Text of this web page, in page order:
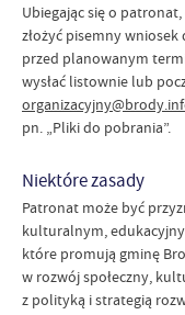
Ubiegając się o
złożyć pisemny
przed planowanym
wysłać listownie lub
pn. „Pliki do pobrania”.
Niektóre zasady
Patronat może być
kulturalnym,
które promują gminę
w rozwój społeczny,
z polityką i strategią